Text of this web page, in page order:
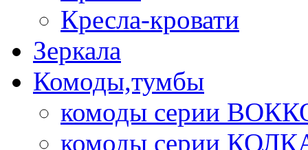
Кресла-кровати
Зеркала
Комоды,тумбы
комоды серии
комоды серии